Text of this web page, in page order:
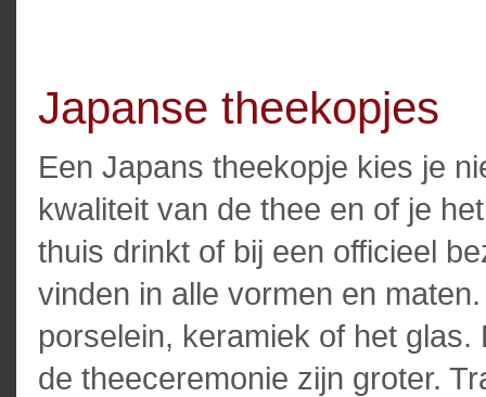
Japanse theekopjes
Een Japans theekopje kies je
kwaliteit van de thee en of je
thuis drinkt of bij een officieel
vinden in alle vormen en
porselein, keramiek of het
de theeceremonie zijn groter.